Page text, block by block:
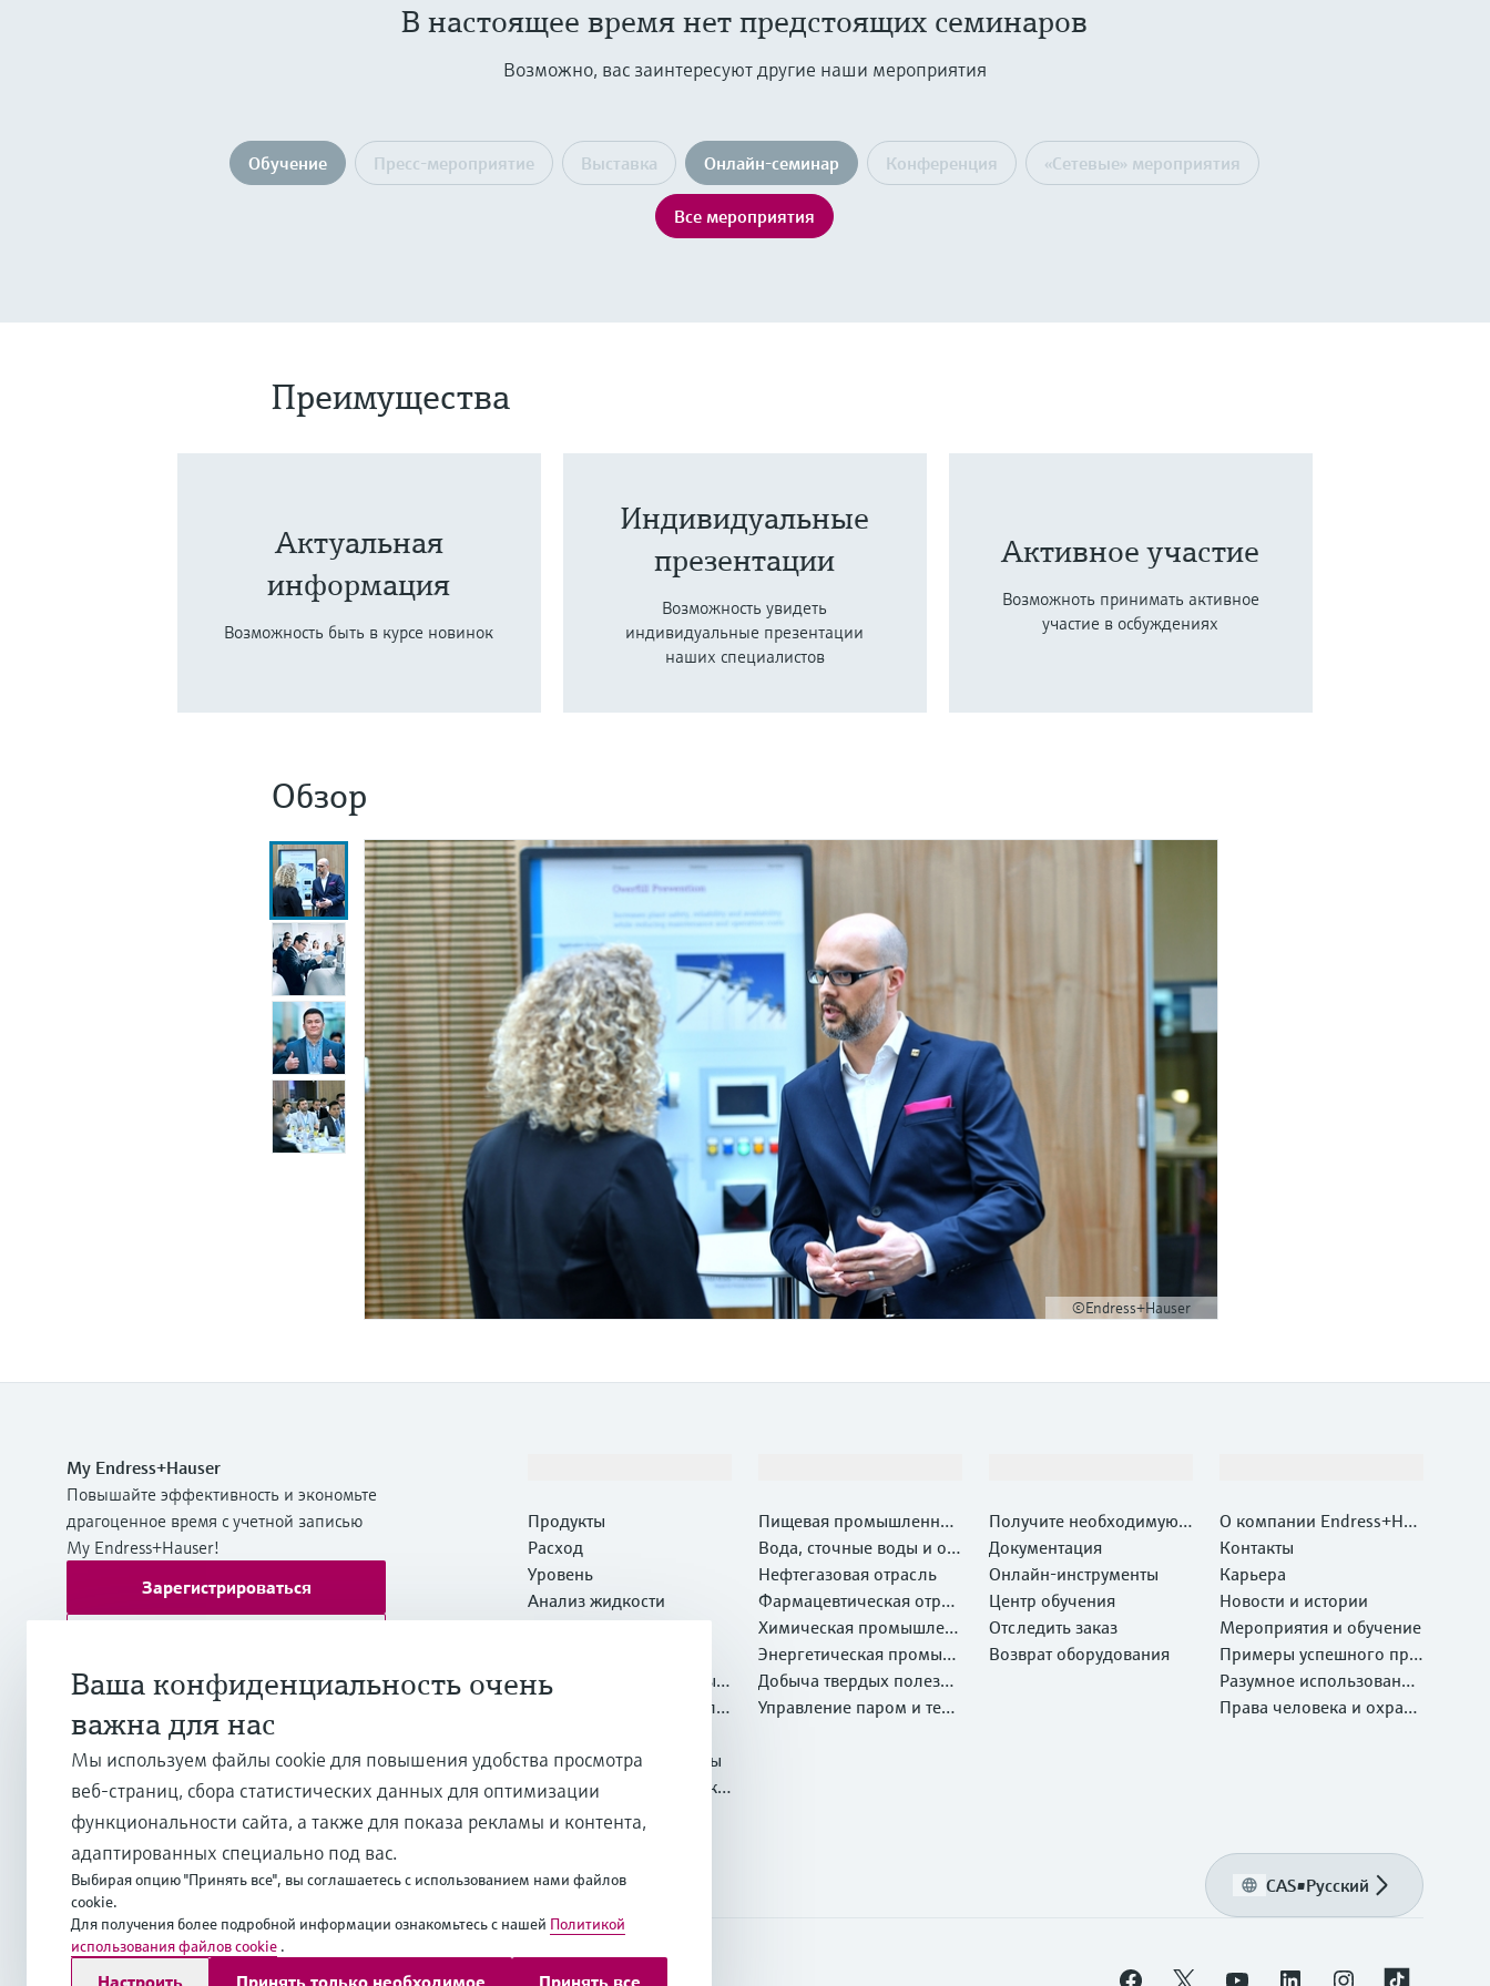
В настоящее время нет предстоящих семинаров
Возможно, вас заинтересуют другие наши мероприятия
Обучение Пресс-мероприятие Выставка Онлайн-семинар Конференция «Сетевые» мероприятия
Все мероприятия
Преимущества
Актуальная
информация
Возможность быть в курсе новинок
Индивидуальные
презентации
Возможность увидеть
индивидуальные презентации
наших специалистов
Активное участие
Возможноть принимать активное
участие в осбуждениях
Обзор
©Endress+Hauser
My Endress+Hauser
Повышайте эффективность и экономьте
драгоценное время с учетной записью
My Endress+Hauser!
Зарегистрироваться
Дополнительная информация
ТОО "Эндресс+Хаузер (Казахстан)"
Казахстан
+7 727 356 0515
info.kz.int@endress.com
Продукты
Расход
Уровень
Анализ жидкости
Температура
Системные компоненты и
Оптический метод анали
Программные продукты
Рекомендуемые продукт
ы
Онлайн-инструменты
Пищевая промышленнос
ть
Вода, сточные воды и отх
оды
Нефтегазовая отрасль
Фармацевтическая отрас
ль
Химическая промышлен
ность
Энергетическая промыш
ленность
Добыча твердых полезны
х ископаемых и Металлу
Управление паром и техн
Получите необходимую п
оддержку быстро!
Документация
Онлайн-инструменты
Центр обучения
Отследить заказ
Возврат оборудования
О компании Endress+Hau
ser
Контакты
Карьера
Новости и истории
Мероприятия и обучение
Примеры успешного при
менения
Разумное использование
ресурсов
Права человека и охрана
CAS•Русский
Ваша конфиденциальность очень
важна для нас
Мы используем файлы cookie для повышения удобства просмотра
веб-страниц, сбора статистических данных для оптимизации
функциональности сайта, а также для показа рекламы и контента,
адаптированных специально под вас.
Выбирая опцию "Принять все", вы соглашаетесь с использованием нами файлов
cookie.
Для получения более подробной информации ознакомьтесь с нашей Политикой
использования файлов cookie .
Настроить Принять только необходимое Принять все